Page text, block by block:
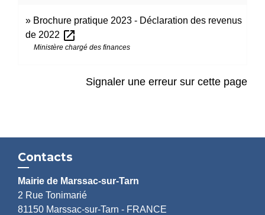
Brochure pratique 2023 - Déclaration des revenus
de 2022 open_in_new
Ministère chargé des finances
Signaler une erreur sur cette page
Contacts
Mairie de Marssac-sur-Tarn
2 Rue Tonimarié
81150 Marssac-sur-Tarn - FRANCE